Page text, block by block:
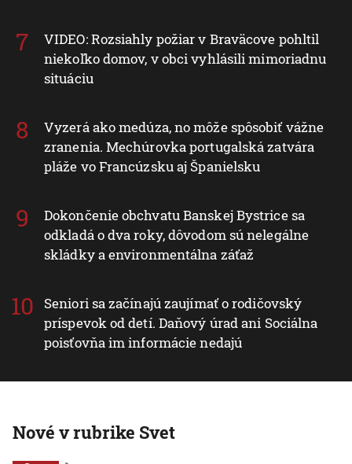
VIDEO: Rozsiahly požiar v Braväcove pohltil
niekoľko domov, v obci vyhlásili mimoriadnu
situáciu
Vyzerá ako medúza, no môže spôsobiť vážne
zranenia. Mechúrovka portugalská zatvára
pláže vo Francúzsku aj Španielsku
Dokončenie obchvatu Banskej Bystrice sa
odkladá o dva roky, dôvodom sú nelegálne
skládky a environmentálna záťaž
Seniori sa začínajú zaujímať o rodičovský
príspevok od detí. Daňový úrad ani Sociálna
poisťovňa im informácie nedajú
Nové v rubrike Svet